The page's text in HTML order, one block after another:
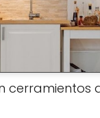
cerramientos